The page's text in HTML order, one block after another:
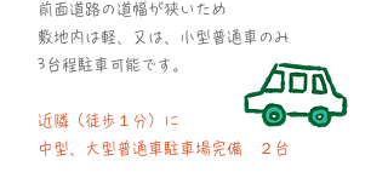
前面道路の道幅が狭いため
敷地内は軽、又は、小型普通車のみ
3台程駐車可能です。
近隣（徒歩１分）に
中型、大型普通車駐車場完備 ２台